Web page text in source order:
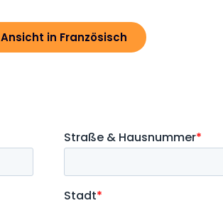
Ansicht in Französisch